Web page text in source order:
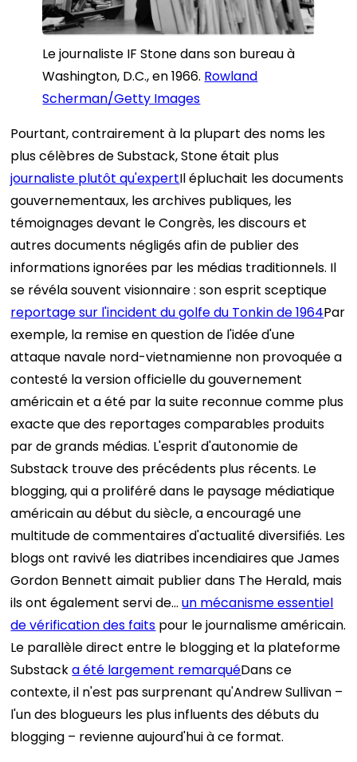
Le journaliste IF Stone dans son bureau à
Washington, D.C., en 1966. Rowland
Scherman/Getty Images
Pourtant, contrairement à la plupart des noms les
plus célèbres de Substack, Stone était plus
journaliste plutôt qu'expertIl épluchait les documents
gouvernementaux, les archives publiques, les
témoignages devant le Congrès, les discours et
autres documents négligés afin de publier des
informations ignorées par les médias traditionnels. Il
se révéla souvent visionnaire : son esprit sceptique
reportage sur l'incident du golfe du Tonkin de 1964Par
exemple, la remise en question de l'idée d'une
attaque navale nord-vietnamienne non provoquée a
contesté la version officielle du gouvernement
américain et a été par la suite reconnue comme plus
exacte que des reportages comparables produits
par de grands médias. L'esprit d'autonomie de
Substack trouve des précédents plus récents. Le
blogging, qui a proliféré dans le paysage médiatique
américain au début du siècle, a encouragé une
multitude de commentaires d'actualité diversifiés. Les
blogs ont ravivé les diatribes incendiaires que James
Gordon Bennett aimait publier dans The Herald, mais
ils ont également servi de…un mécanisme essentiel
de vérification des faits pour le journalisme américain.
Le parallèle direct entre le blogging et la plateforme
Substacka été largement remarquéDans ce
contexte, il n'est pas surprenant qu'Andrew Sullivan –
l'un des blogueurs les plus influents des débuts du
blogging – revienne aujourd'hui à ce format.